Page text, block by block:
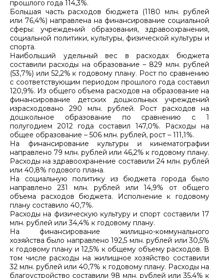
прошлого года 114,3%.
Большая часть расходов бюджета (1180 млн. рублей
или 76,4%) направлена на финансирование социальной
сферы: учреждений образования, здравоохранения,
социальной политики, культуры, физической культуры и
спорта.
Наибольший удельный вес в расходах бюджета
составили расходы на образование – 829 млн. рублей
(53,7%) или 52,2% к годовому плану. Рост по сравнению
с соответствующим периодом прошлого года составил
120,9%. Из общего объема расходов на образование на
финансирование детских дошкольных учреждений
израсходовано 290 млн. рублей. Рост расходов на
дошкольное образование по сравнению с 1
полугодием 2012 года составил 147,0%. Расходы на
общее образование – 506 млн. рублей, рост – 111,1%.
На финансирование культуры и кинематографии
направлено 79 млн. рублей или 46,2% к годовому плану.
Расходы на здравоохранение составили 24 млн. рублей
или 40,8% годового плана.
На социальную политику из бюджета города было
направлено 231 млн. рублей или 14,9% от общего
объема расходов бюджета. Исполнение к годовому
плану составило 40,7%.
Расходы на физическую культуру и спорт составили 17
млн. рублей или 34,4% к годовому плану.
На финансирование жилищно-коммунального
хозяйства было направлено 192,5 млн. рублей или 30,5%
к годовому плану и 12,5% к общему объему расходов. В
том числе расходы на жилищное хозяйство составили
32 млн. рублей или 40,7% к годовому плану. Расходы на
благоустройство составили 98 млн. рублей или 35,4% к